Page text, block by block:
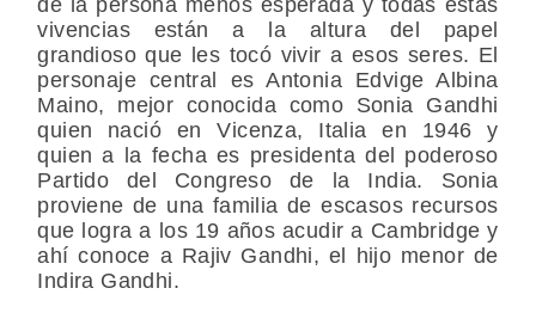
de la persona menos esperada y todas estas
vivencias están a la altura del papel
grandioso que les tocó vivir a esos seres. El
personaje central es Antonia Edvige Albina
Maino, mejor conocida como Sonia Gandhi
quien nació en Vicenza, Italia en 1946 y
quien a la fecha es presidenta del poderoso
Partido del Congreso de la India. Sonia
proviene de una familia de escasos recursos
que logra a los 19 años acudir a Cambridge y
ahí conoce a Rajiv Gandhi, el hijo menor de
Indira Gandhi.